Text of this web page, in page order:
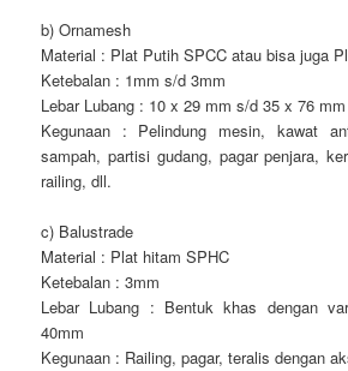
b) Ornamesh
Material : Plat Putih SPCC atau bisa juga
Ketebalan : 1mm s/d 3mm
Lebar Lubang : 10 x 29 mm s/d 35 x 76 mm
Kegunaan : Pelindung mesin, kawat
sampah, partisi gudang, pagar penjara,
railing, dll.
c) Balustrade
Material : Plat hitam SPHC
Ketebalan : 3mm
Lebar Lubang : Bentuk khas dengan
40mm
Kegunaan : Railing, pagar, teralis dengan